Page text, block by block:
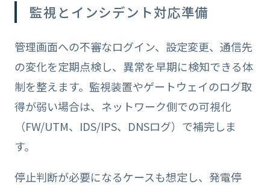
監視とインシデント対応準備
管理画面への不審なログイン、設定変更、通信先
の変化を定期点検し、異常を早期に検知できる体
制を整えます。監視装置やゲートウェイのログ取
得が弱い場合は、ネットワーク側での可視化
（FW/UTM、IDS/IPS、DNSログ）で補完しま
す。
停止判断が必要になるケースも想定し、発電停